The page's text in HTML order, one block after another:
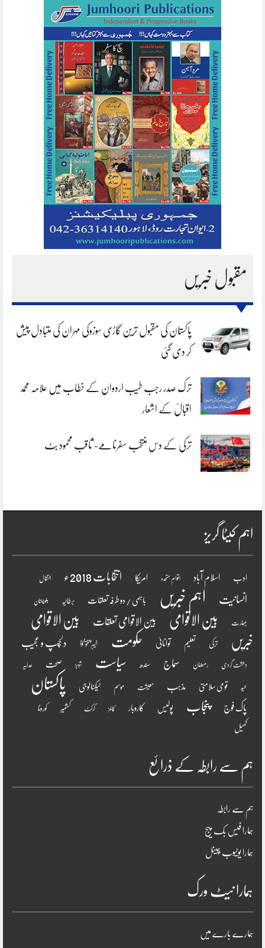
مقبول خبریں
پاکستان کی مقبول ترین گاڑی سوزوکی مہران کی متبادل پیش
کر دی گئی
ترک صدر رجب طیب اردوان کے خطاب میں علامہ محمد
اقبالؒ کے اشعار
ترکی کے دس منتخب سفرنامے- ثاقب محمود بٹ
اہم کیٹا گریز
ادب اسلام آباد اقوامِ متحدہ امریکا انتخابات 2018ء انتقال
انسانیت اہم خبریں باہمی / دو طرفہ تعلقات برطانیہ بلوچستان
بھارت بین الاقوامی بین الاقوامی تعلقات
بین الاقوامی
خبریں
ترکی تعلیم توانائی حکومت خیبر پختونخوا دلچسپ و عجیب
دھشت گردی رمضان سماج سندھ سیاست شوبز صحت عدلیہ
عید قومی سلامتی مذہب معیشت موسم ٹیکنالوجی پاکستان
پاک فوج پنجاب پولیس کاروبار کالمز کرکٹ کشمیر کورونا
کھیل
ہم سے رابطہ کے ذرائع
ہم سے رابطہ
ہمارا فیس بک پیج
ہمارا یوٹیوب چینل
ہمارا نیٹ ورک
ہمارے بارے میں